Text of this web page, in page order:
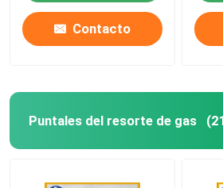
Contacto
Puntales del resorte de gas